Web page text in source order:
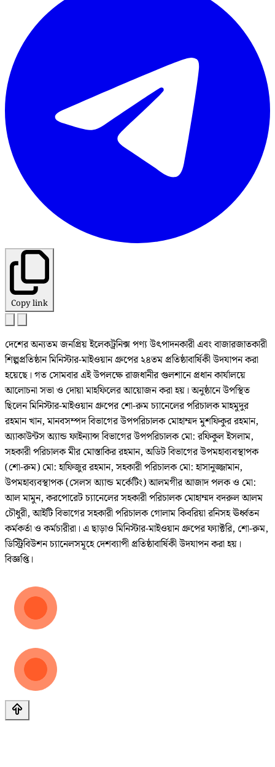
Copy link
দেশের অন্যতম জনপ্রিয় ইলেকট্রনিক্স পণ্য উৎপাদনকারী এবং বাজারজাতকারী
শিল্পপ্রতিষ্ঠান মিনিস্টার-মাইওয়ান গ্রুপের ২৪তম প্রতিষ্ঠাবার্ষিকী উদযাপন করা
হয়েছে। গত সোমবার এই উপলক্ষে রাজধানীর গুলশানে প্রধান কার্যালয়ে
আলোচনা সভা ও দোয়া মাহফিলের আয়োজন করা হয়। অনুষ্ঠানে উপস্থিত
ছিলেন মিনিস্টার-মাইওয়ান গ্রুপের শো-রুম চ্যানেলের পরিচালক মাহমুদুর
রহমান খান, মানবসম্পদ বিভাগের উপপরিচালক মোহাম্মদ মুশফিকুর রহমান,
অ্যাকাউন্টস অ্যান্ড ফাইন্যান্স বিভাগের উপপরিচালক মো: রফিকুল ইসলাম,
সহকারী পরিচালক মীর মোস্তাকির রহমান, অডিট বিভাগের উপমহাব্যবস্থাপক
(শো-রুম) মো: হাফিজুর রহমান, সহকারী পরিচালক মো: হাসানুজ্জামান,
উপমহাব্যবস্থাপক (সেলস অ্যান্ড মর্কেটিং) আলমগীর আজাদ পলক ও মো:
আল মামুন, করপোরেট চ্যানেলের সহকারী পরিচালক মোহাম্মদ বদরুল আলম
চৌধুরী, আইটি বিভাগের সহকারী পরিচালক গোলাম কিবরিয়া রনিসহ ঊর্ধ্বতন
কর্মকর্তা ও কর্মচারীরা। এ ছাড়াও মিনিস্টার-মাইওয়ান গ্রুপের ফ্যাক্টরি, শো-রুম,
ডিস্ট্রিবিউশন চ্যানেলসমূহে দেশব্যাপী প্রতিষ্ঠাবার্ষিকী উদযাপন করা হয়।
বিজ্ঞপ্তি।